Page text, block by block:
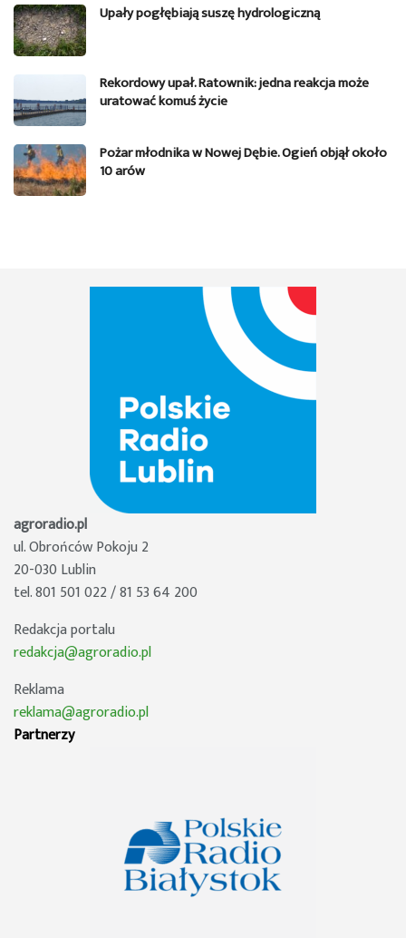
Upały pogłębiają suszę hydrologiczną
Rekordowy upał. Ratownik: jedna reakcja może
uratować komuś życie
Pożar młodnika w Nowej Dębie. Ogień objął około
10 arów
agroradio.pl
ul. Obrońców Pokoju 2
20-030 Lublin
tel. 801 501 022 / 81 53 64 200
Redakcja portalu
redakcja@agroradio.pl
Reklama
reklama@agroradio.pl
Partnerzy